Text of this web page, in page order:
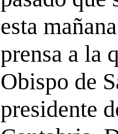
esta
prensa a la
Obispo de
presidente